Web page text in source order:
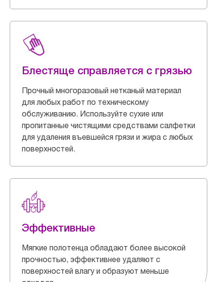
Блестяще справляется с грязью
Прочный многоразовый нетканый материал
для любых работ по техническому
обслуживанию. Используйте сухие или
пропитанные чистящими средствами салфетки
для удаления въевшейся грязи и жира с любых
поверхностей.
Эффективные
Мягкие полотенца обладают более высокой
прочностью, эффективнее удаляют с
поверхностей влагу и образуют меньше